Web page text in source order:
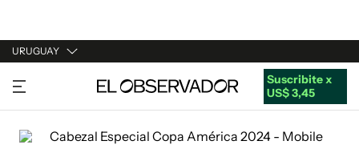
URUGUAY
URUGUAY
ARGENTINA
ESPAÑA
Suscribite x
US$ 3,45